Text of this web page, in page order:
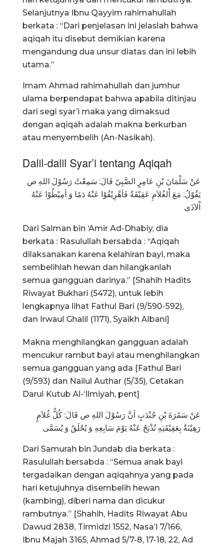
Selanjutnya Ibnu Qayyim rahimahullah
berkata : “Dari penjelasan ini jelaslah bahwa
aqiqah itu disebut demikian karena
mengandung dua unsur diatas dan ini lebih
utama.”
Imam Ahmad rahimahullah dan jumhur
ulama berpendapat bahwa apabila ditinjau
dari segi syar’i maka yang dimaksud
dengan aqiqah adalah makna berkurban
atau menyembelih (An-Nasikah).
Dalil-dalil Syar’i tentang Aqiqah
عَنْ سَلْمَانَ بْنِ عَامِرٍ الضَّبِيّ قَالَ: سَمِعْتُ رَسُوْلَ اللهِ ص
يَقُوْلُ: مَعَ اْلغُلاَمِ عَقِيْقَةٌ فَاَهْرِيْقُوْا عَنْهُ دَمًا وَ اَمِيْطُوْا عَنْهُ
اْلاَذَى
Dari Salman bin ‘Amir Ad-Dhabiy, dia
berkata : Rasulullah bersabda : “Aqiqah
dilaksanakan karena kelahiran bayi, maka
sembelihlah hewan dan hilangkanlah
semua gangguan darinya.” [Shahih Hadits
Riwayat Bukhari (5472), untuk lebih
lengkapnya lihat Fathul Bari (9/590-592),
dan Irwaul Ghalil (1171), Syaikh Albani]
Makna menghilangkan gangguan adalah
mencukur rambut bayi atau menghilangkan
semua gangguan yang ada [Fathul Bari
(9/593) dan Nailul Authar (5/35), Cetakan
Darul Kutub Al-‘Ilmiyah, pent]
عَنْ سَمُرَةَ بْنِ جُنْدَبٍ اَنَّ رَسُوْلَ اللهِ ص قَالَ: كُلُّ غُلاَمٍ
رَهِيْنَةٌ بِعَقِيْقَتِهِ تُذْبَحُ عَنْهُ يَوْمَ سَابِعِهِ وَ يُحْلَقُ وَ يُسَمَّى
Dari Samurah bin Jundab dia berkata :
Rasulullah bersabda : “Semua anak bayi
tergadaikan dengan aqiqahnya yang pada
hari ketujuhnya disembelih hewan
(kambing), diberi nama dan dicukur
rambutnya.” [Shahih, Hadits Riwayat Abu
Dawud 2838, Tirmidzi 1552, Nasa’I 7/166,
Ibnu Majah 3165, Ahmad 5/7-8, 17-18, 22, Ad